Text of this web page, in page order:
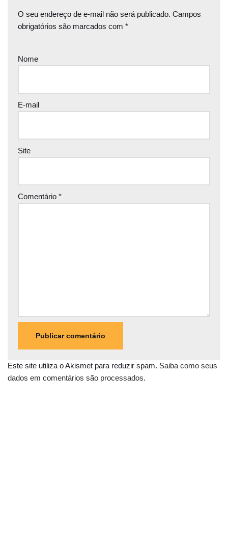
O seu endereço de e-mail não será publicado. Campos
obrigatórios são marcados com *
Nome
E-mail
Site
Comentário *
Este site utiliza o Akismet para reduzir spam. Saiba como seus
dados em comentários são processados.